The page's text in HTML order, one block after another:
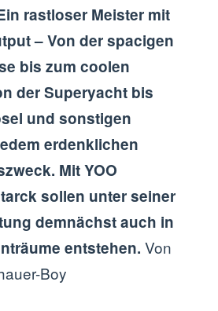
rastloser Meister mit
– Von der spacigen
bis zum coolen
der Superyacht bis
und sonstigen
erdenklichen
Mit YOO
sollen unter seiner
demnächst auch in
entstehen. Von
Boy